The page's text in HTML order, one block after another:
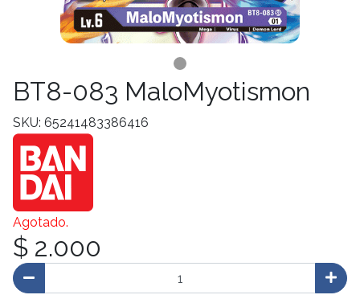
BT8-083 MaloMyotismon
SKU: 65241483386416
Agotado.
$ 2.000